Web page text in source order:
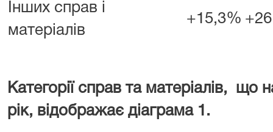
Інших справ і
матеріалів
+15,3%
Категорії справ та матеріалів,
що
рік, відображає діаграма 1.